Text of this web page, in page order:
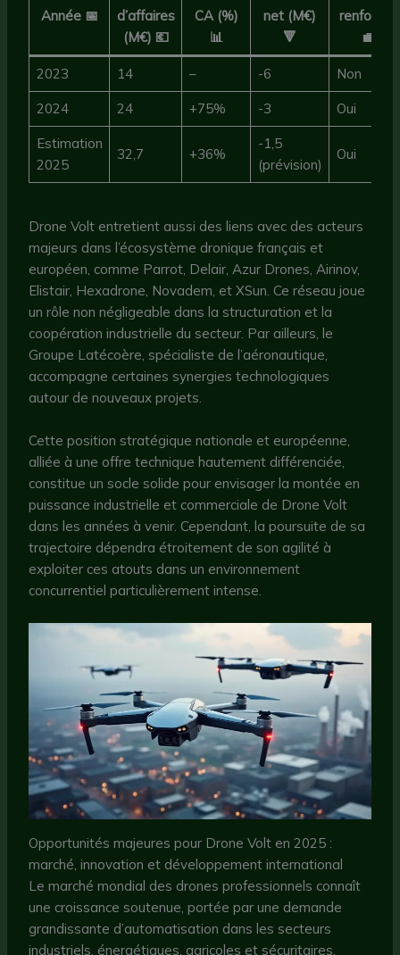
Année 📅
d’affaires
(M€) 💶
CA (%)
📊
net (M€)
🔻
renforcée
💼
2023 14 – -6 Non
2024 24 +75% -3 Oui
Estimation
2025
32,7 +36%
-1,5
(prévision)
Oui
Drone Volt entretient aussi des liens avec des acteurs
majeurs dans l’écosystème dronique français et
européen, comme Parrot, Delair, Azur Drones, Airinov,
Elistair, Hexadrone, Novadem, et XSun. Ce réseau joue
un rôle non négligeable dans la structuration et la
coopération industrielle du secteur. Par ailleurs, le
Groupe Latécoère, spécialiste de l’aéronautique,
accompagne certaines synergies technologiques
autour de nouveaux projets.
Cette position stratégique nationale et européenne,
alliée à une offre technique hautement différenciée,
constitue un socle solide pour envisager la montée en
puissance industrielle et commerciale de Drone Volt
dans les années à venir. Cependant, la poursuite de sa
trajectoire dépendra étroitement de son agilité à
exploiter ces atouts dans un environnement
concurrentiel particulièrement intense.
Opportunités majeures pour Drone Volt en 2025 :
marché, innovation et développement international
Le marché mondial des drones professionnels connaît
une croissance soutenue, portée par une demande
grandissante d’automatisation dans les secteurs
industriels, énergétiques, agricoles et sécuritaires.